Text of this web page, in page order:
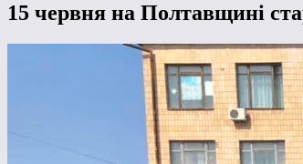
15 червня на Полтавщині